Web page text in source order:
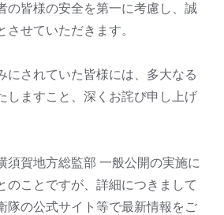
の皆様の安全を第一に考慮し、誠
せていただきます。
にされていた皆様には、多大なる
しますこと、深くお詫び申し上げ
須賀地方総監部 一般公開の実施に
のことですが、詳細につきまして
隊の公式サイト等で最新情報をご